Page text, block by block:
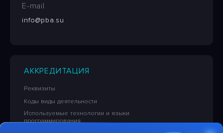
E-mail
info@pba.su
АККРЕДИТАЦИЯ
Реквизиты
Коды виды деятельности
Используемые технологии и языки
программирования